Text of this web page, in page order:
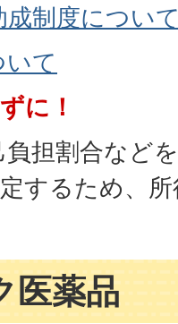
成制度につい
て
に！
担割合など
するため、
医薬品